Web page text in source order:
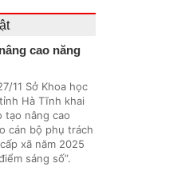
cao năng
11 Sở Khoa học
Hà Tĩnh khai
tạo nâng cao
cán bộ phụ trách
xã năm 2025
sáng số”.